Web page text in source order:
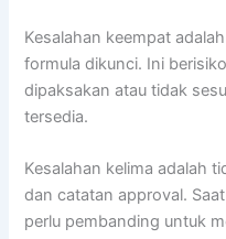
Kesalahan keempat
formula dikunci. Ini
dipaksakan atau tidak
tersedia.
Kesalahan kelima adalah
dan catatan approval.
perlu pembanding untuk